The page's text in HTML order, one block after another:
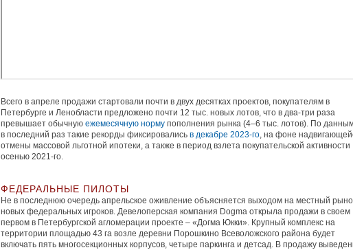
Всего в апреле продажи стартовали почти в двух десятках проектов, покупателям в
Петербурге и Ленобласти предложено почти 12 тыс. новых лотов, что в два-три раза
превышает обычную ежемесячную норму пополнения рынка (4–6 тыс. лотов). По
в последний раз такие рекорды фиксировались в декабре 2023-го, на фоне
отмены массовой льготной ипотеки, а также в период взлета покупательской активности
осенью 2021-го.
ФЕДЕРАЛЬНЫЕ ПИЛОТЫ
Не в последнюю очередь апрельское оживление объясняется выходом на местный
новых федеральных игроков. Девелоперская компания Dogma открыла продажи в своем
первом в Петербургской агломерации проекте – «Догма Юкки». Крупный комплекс на
территории площадью 43 га возле деревни Порошкино Всеволожского района будет
включать пять многосекционных корпусов, четыре паркинга и детсад. В продажу